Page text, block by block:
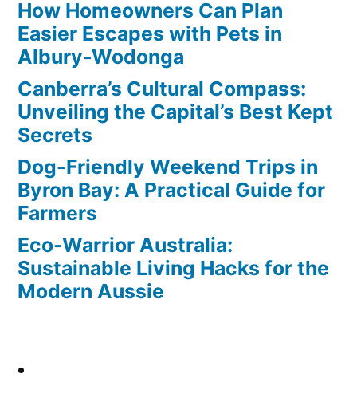
How Homeowners Can Plan
Easier Escapes with Pets in
Albury-Wodonga
Canberra’s Cultural Compass:
Unveiling the Capital’s Best Kept
Secrets
Dog-Friendly Weekend Trips in
Byron Bay: A Practical Guide for
Farmers
Eco-Warrior Australia:
Sustainable Living Hacks for the
Modern Aussie